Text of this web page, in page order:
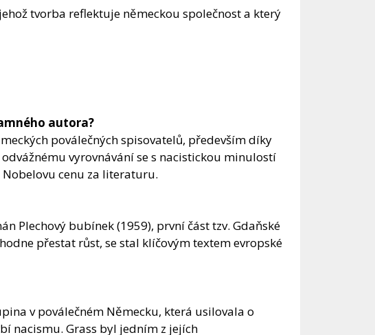
tvorba reflektuje německou společnost a který
autora?
poválečných spisovatelů, především díky
vyrovnávání se s nacistickou minulostí
cenu za literaturu.
Plechový bubínek (1959), první část tzv. Gdaňské
přestat růst, se stal klíčovým textem evropské
v poválečném Německu, která usilovala o
nacismu. Grass byl jedním z jejích